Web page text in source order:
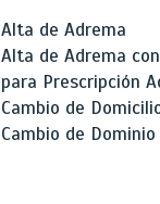
Alta de Adrema
Alta de Adrema
para Prescripción
Cambio de
Cambio de Dominio